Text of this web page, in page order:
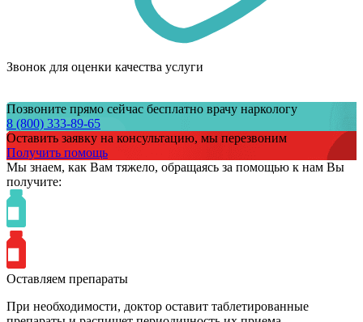
Звонок для оценки качества услуги
Позвоните прямо сейчас бесплатно врачу наркологу
8 (800) 333-89-65
Оставить заявку на консультацию, мы перезвоним
Получить помощь
Мы знаем, как Вам тяжело, обращаясь за помощью к нам Вы
получите:
Оставляем препараты
При необходимости, доктор оставит таблетированные